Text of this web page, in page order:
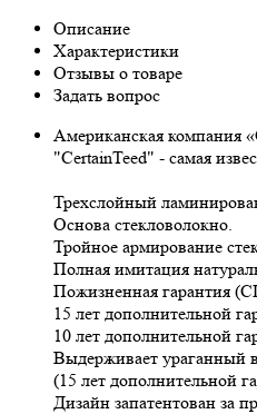
Описание
Характеристики
Отзывы о товаре
Задать вопрос
Американская компания
"CertainTeed" - самая
Трехслойный
Основа стекловолокно.
Тройное армирование
Полная имитация
Пожизненная гарантия
15 лет дополнительной
10 лет дополнительной
Выдерживает ураганный
(15 лет дополнительной
Дизайн запатентован за